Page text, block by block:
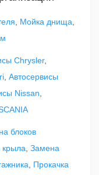
Мойка днища
Chrysler,
Автосервисы
Nissan
блоков
крыла Замена
Прокачка